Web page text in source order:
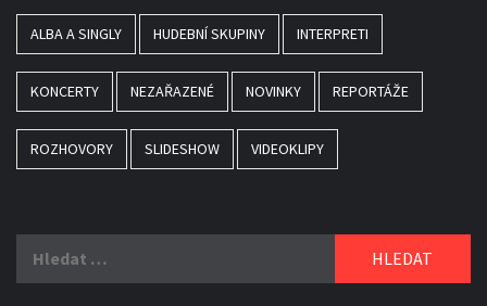
ALBA A SINGLY HUDEBNÍ SKUPINY INTERPRETI
KONCERTY NEZAŘAZENÉ NOVINKY REPORTÁŽE
ROZHOVORY SLIDESHOW VIDEOKLIPY